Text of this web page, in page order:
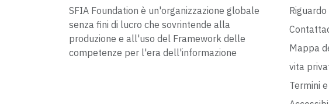
SFIA Foundation è un'organizzazione globale
senza fini di lucro che sovrintende alla
produzione e all'uso del Framework delle
competenze per l'era dell'informazione
Riguardo
Mappa
vita
Termini